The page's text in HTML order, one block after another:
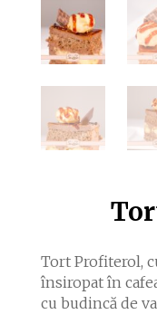
Tort Profiterol,
însiropat în
cu budincă de